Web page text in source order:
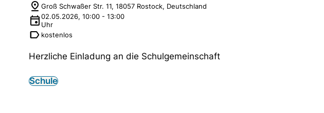
Groß Schwaßer Str. 11, 18057 Rostock, Deutschland
02.05.2026, 10:00 - 13:00
Uhr
kostenlos
Herzliche Einladung an die Schulgemeinschaft
Schule